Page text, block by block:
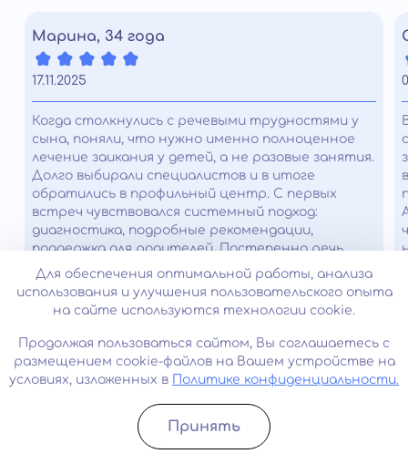
Марина, 34 года
17.11.2025
Когда столкнулись с речевыми трудностями у
сына, поняли, что нужно именно полноценное
лечение заикания у детей, а не разовые занятия.
Долго выбирали специалистов и в итоге
обратились в профильный центр. С первых
встреч чувствовался системный подход:
диагностика, подробные рекомендации,
поддержка для родителей. Постепенно речь
стала ровнее, паузы сократились, сын перестал
стесняться отвечать в классе. Сейчас он
говорит спокойнее и увереннее, и это для нас
Часто задаваемые вопросы
Можно ли начать заикаться от
нервов и испуга?
Записатьcя
Для обеспечения оптимальной работы, анализа
использования и улучшения пользовательского опыта
на сайте используются технологии cookie.
Продолжая пользоваться сайтом, Вы соглашаетесь с
размещением cookie-файлов на Вашем устройстве на
условиях, изложенных в
Политике конфиденциальности.
Принять